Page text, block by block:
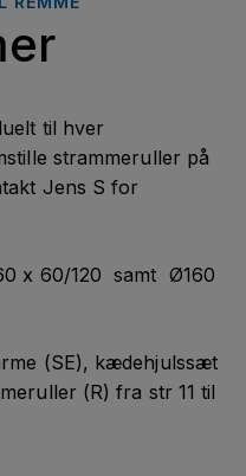
til hver
strammeruller på
Jens S for
x 60/120 samt Ø160
(SE), kædehjulssæt
(R) fra str 11 til